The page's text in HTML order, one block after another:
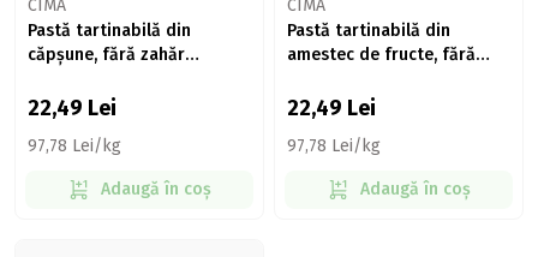
CIMA
Pastă tartinabilă din
căpșune, fără zahăr
230g
22,49 Lei
97,78 Lei/kg
Adaugă în coș
CIMA
Pastă tartinabilă din
amestec de fructe, fără
îndulcitori 230g
22,49 Lei
97,78 Lei/kg
Adaugă în coș